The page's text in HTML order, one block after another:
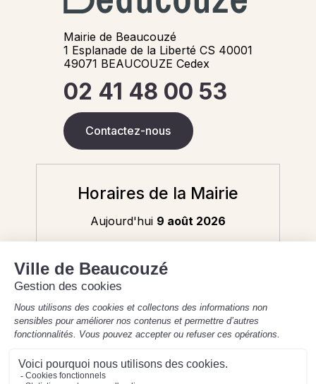
Mairie de Beaucouzé
1 Esplanade de la Liberté CS 40001
49071 BEAUCOUZE Cedex
02 41 48 00 53
Contactez-nous
Horaires de la Mairie
Aujourd'hui 9 août 2026